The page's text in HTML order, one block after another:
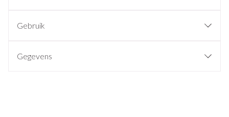
Gebruik
Gegevens